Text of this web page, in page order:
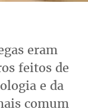
eram
feitos de
e da
comum